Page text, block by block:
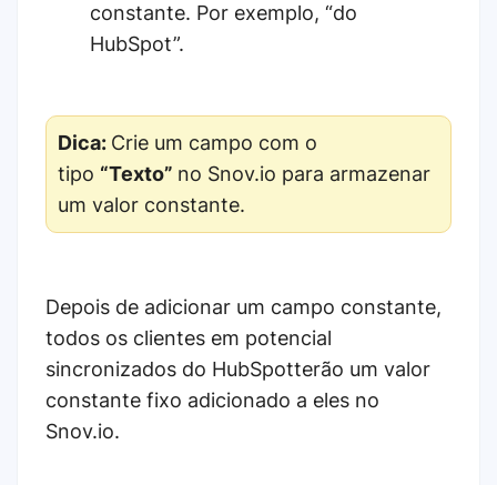
constante. Por exemplo, “do
HubSpot”.
Dica: Crie um campo com o
tipo “Texto” no Snov.io para armazenar
um valor constante.
Depois de adicionar um campo constante,
todos os clientes em potencial
sincronizados do HubSpotterão um valor
constante fixo adicionado a eles no
Snov.io.